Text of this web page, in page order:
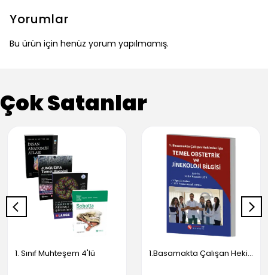
Yorumlar
Bu ürün için henüz yorum yapılmamış.
Çok Satanlar
1. Sınıf Muhteşem 4'lü 1.Basamakta Çalışan Hekimler İçin Temel Obstetrik Ve Jinekoloji Bilgisi